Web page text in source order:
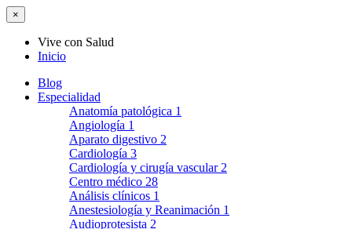
×
Vive con Salud
Inicio
Blog
Especialidad
Anatomía patológica 1
Angiología 1
Aparato digestivo 2
Cardiología 3
Cardiología y cirugía vascular 2
Centro médico 28
Análisis clínicos 1
Anestesiología y Reanimación 1
Audioprotesista 2